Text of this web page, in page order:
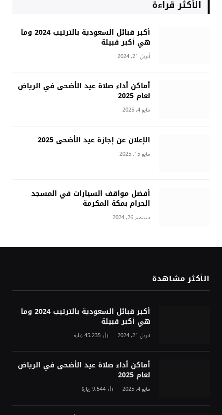
الأكثر قراءة
أكبر قبائل السعودية بالترتيب 2024 وما
هي أكبر قبيلة
أبريل 21, 2024
أماكن أداء صلاة عيد الأضحى في الرياض
لعام 2025
مايو 4, 2025
الإعلان عن إجازة عيد الأضحى 2025
مايو 15, 2025
أفضل مواقف السيارات في المسجد
الحرام بمكة المكرمة
سبتمبر 26, 2024
الأكثر مشاهدة
أكبر قبائل السعودية بالترتيب 2024 وما
هي أكبر قبيلة
أبريل 21, 2024 45٬235زيارة
أماكن أداء صلاة عيد الأضحى في الرياض
لعام 2025
مايو 4, 2025 9٬544زيارة